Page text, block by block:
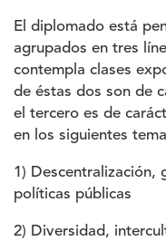
El diplomado está
agrupados en tres
contempla clases
de éstas dos son de
el tercero es de
en los siguientes
1) Descentralización,
políticas públicas
2) Diversidad,